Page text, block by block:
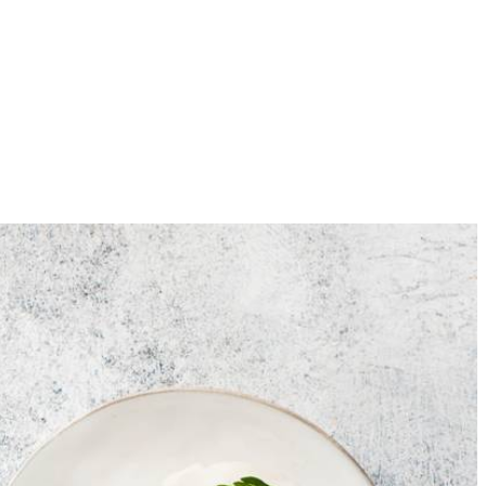
4
garen (roux). Haal van het vuur.
en de afsnijdsels aan de kook met het water en zout. Kook
toe aan de roux. Laat op laag vuur 2 min. zachtjes koken. Voeg
schep de ragout erin en erover en garneer met een takje